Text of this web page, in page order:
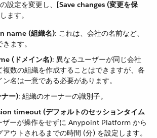
設定を変更し、​ [Save changes (変更を保
ます。
name (組織名)​: これは、会社の名前など、
ます。
(ドメイン名)​: 異なるユーザーが同じ会社
複数の組織を作成することはできますが、各
名は一意である必要があります。
ー)​: 組織のオーナーの識別子。
timeout (デフォルトのセッションタイム
ザーが操作をせずに Anypoint Platform から
アウトされるまでの時間 (分) を設定します。